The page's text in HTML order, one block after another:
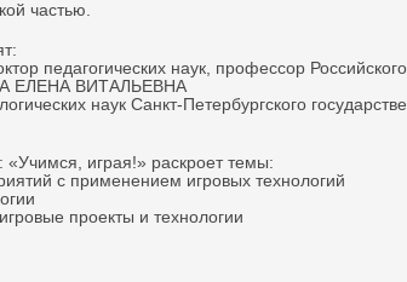
частью.
педагогических наук, профессор Российского
ЕЛЕНА ВИТАЛЬЕВНА
наук Санкт-Петербургского
«Учимся, играя!» раскроет темы:
с применением игровых технологий
проекты и технологии